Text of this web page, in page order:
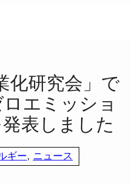
化研究会」で
エミッショ
表しました
ギー, ニュース